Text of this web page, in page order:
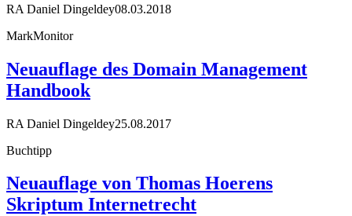
RA Daniel Dingeldey08.03.2018
MarkMonitor
Neuauflage des Domain Management
Handbook
RA Daniel Dingeldey25.08.2017
Buchtipp
Neuauflage von Thomas Hoerens
Skriptum Internetrecht